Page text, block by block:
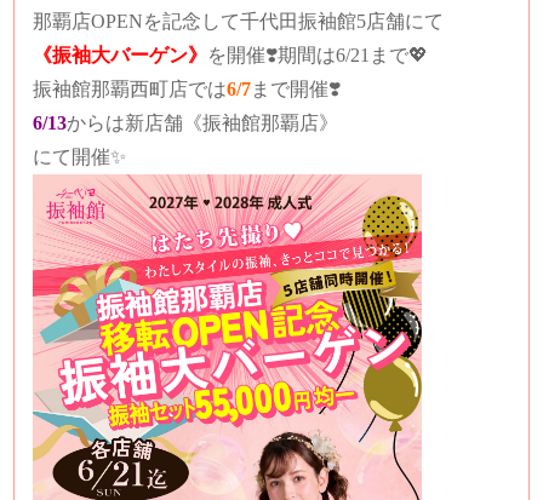
那覇店OPENを記念して千代田振袖館5店舗にて
《振袖大バーゲン》 を開催❣️期間は6/21まで💖
振袖館那覇西町店では6/7まで開催❣️
6/13からは新店舗《振袖館那覇店》
にて開催✨